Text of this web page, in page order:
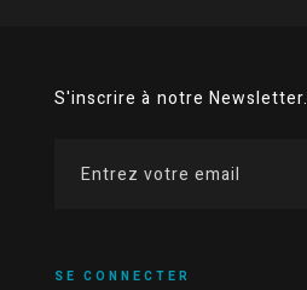
S'inscrire à notre Newsletter.
SE CONNECTER